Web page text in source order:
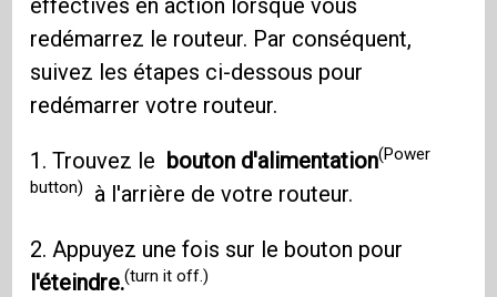
redémarrez le routeur. Par conséquent,
suivez les étapes ci-dessous pour
redémarrer votre routeur.
1. Trouvez le bouton d'alimentation(Power
button)
à l'arrière de votre routeur.
2. Appuyez une fois sur le bouton pour
l'éteindre.(turn it off.)